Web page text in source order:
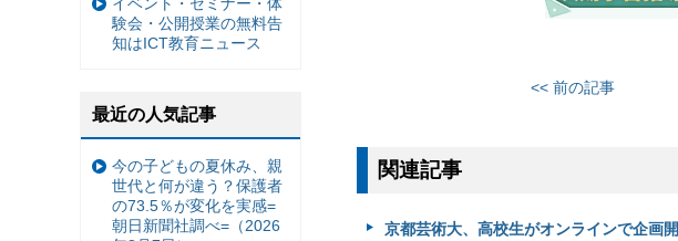
<< 前の記事
関連記事
京都芸術大、高校生がオンラインで企画
験会・公開授業の無料告
知はICT教育ニュース
最近の人気記事
今の子どもの夏休み、親
世代と何が違う？保護者
の73.5％が変化を実感=
朝日新聞社調べ=（2026